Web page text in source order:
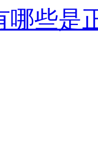
哪些是